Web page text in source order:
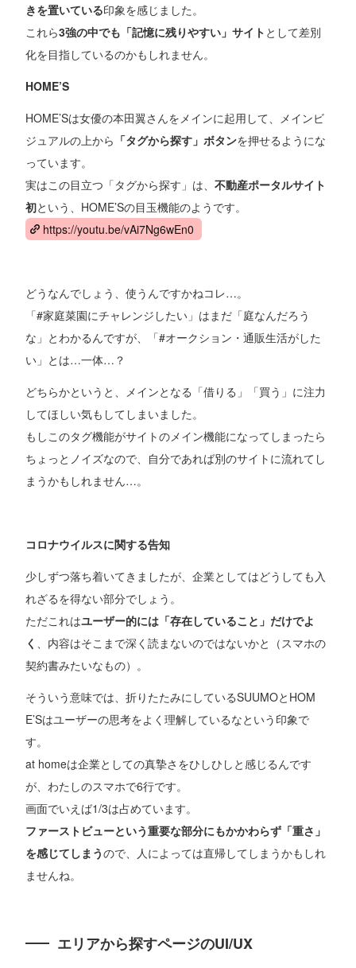
きを置いている印象を感じました。
これら3強の中でも「記憶に残りやすい」サイト として差別
化を目指しているのかもしれません。
HOME’S
HOME’Sは女優の本田翼さんをメインに起用して、メインビ
ジュアルの上から 「タグから探す」ボタンを押せるようにな
っています。
実はこの目立つ「タグから探す」は、 不動産ポータルサイト
初という、HOME’Sの目玉機能のようです。
https://youtu.be/vAi7Ng6wEn0
どうなんでしょう、使うんですかねコレ…。
「#家庭菜園にチャレンジしたい」はまだ「庭なんだろう
な」とわかるんですが、「#オークション・通販生活がした
い」とは…一体…？
どちらかというと、メインとなる「借りる」「買う」に注力
してほしい気もしてしまいました。
もしこのタグ機能がサイトのメイン機能になってしまったら
ちょっとノイズなので、自分であれば別のサイトに流れてし
まうかもしれません…。
コロナウイルスに関する告知
少しずつ落ち着いてきましたが、企業としてはどうしても入
れざるを得ない部分でしょう。
ただこれはユーザー的には「存在していること」だけでよ
く
、内容はそこまで深く読まないのではないかと（スマホの
契約書みたいなもの）。
そういう意味では、折りたたみにしているSUUMOとHOM
E’Sはユーザーの思考をよく理解しているなという印象で
す。
at homeは企業としての真摯さをひしひしと感じるんです
が、わたしのスマホで6行です。
画面でいえば1/3は占めています。
ファーストビューという重要な部分にもかかわらず「重さ」
を感じてしまうので、人によっては直帰してしまうかもしれ
ませんね。
エリアから探すページのUI/UX